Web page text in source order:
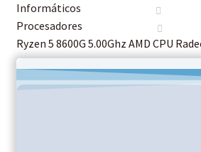
Informáticos
Procesadores
Ryzen 5 8600G 5.00Ghz AMD CPU